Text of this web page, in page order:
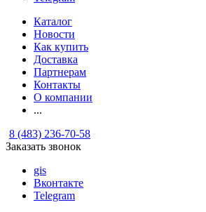
Каталог
Новости
Как купить
Доставка
Партнерам
Контакты
О компании
...
8 (483) 236-70-58
Заказать звонок
gis
Вконтакте
Telegram